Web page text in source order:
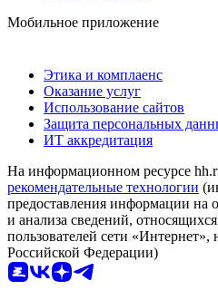
Мобильное приложение
Этика и комплаенс
Оказание услуг
Использование сайтов
Защита персональных
ИТ аккредитация
На информационном ресурсе
рекомендательные технологии
предоставления информации на
и анализа сведений,
пользователей сети
Российской Федерации)